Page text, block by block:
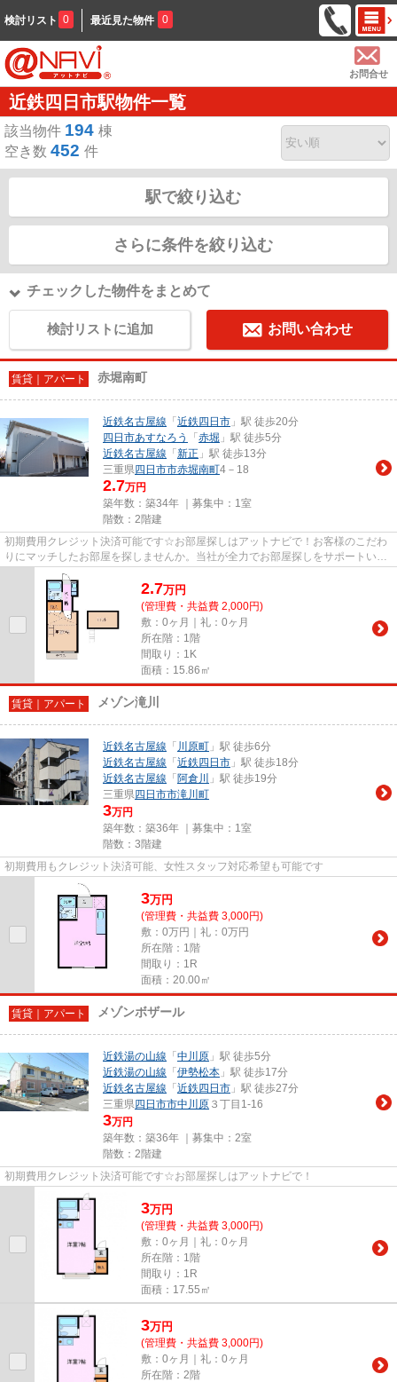
検討リスト 0 最近見た物件 0
お問合せ
近鉄四日市駅物件一覧
該当物件 194 棟
空き数 452 件
駅で絞り込む
さらに条件を絞り込む
チェックした物件をまとめて
検討リストに追加 お問い合わせ
賃貸｜アパート 赤堀南町
近鉄名古屋線 「 近鉄四日市 」駅 徒歩20分
四日市あすなろう
「 赤堀 」駅 徒歩5分
近鉄名古屋線 「 新正 」駅 徒歩13分
三重県四日市市赤堀南町4－18
2.7万円
築年数：築34年 ｜募集中： 1室
階数：2階建
初期費用クレジット決済可能です☆お部屋探しはアットナビで！お客様のこだわ
りにマッチしたお部屋を探しませんか。当社が全力でお部屋探しをサポートいた
します(#^^#)
2.7万円
(管理費・共益費 2,000円)
敷：0ヶ月｜礼：0ヶ月
所在階：1階
間取り：1K
面積：15.86㎡
賃貸｜アパート メゾン滝川
近鉄名古屋線 「 川原町 」駅 徒歩6分
近鉄名古屋線 「 近鉄四日市 」駅 徒歩18分
近鉄名古屋線 「 阿倉川
」駅 徒歩19分
三重県四日市市滝川町
3万円
築年数：築36年 ｜募集中： 1室
階数：3階建
初期費用もクレジット決済可能、女性スタッフ対応希望も可能です
3万円
(管理費・共益費 3,000円)
敷：0万円｜礼：0万円
所在階：1階
間取り：1R
面積：20.00㎡
賃貸｜アパート メゾンボザール
近鉄湯の山線 「 中川原 」駅 徒歩5分
近鉄湯の山線 「 伊勢松本 」駅 徒歩17分
近鉄名古屋線 「 近鉄四日市 」駅 徒歩27分
三重県四日市市中川原 ３丁目1-16
3万円
築年数：築36年 ｜募集中： 2室
階数：2階建
初期費用クレジット決済可能です☆お部屋探しはアットナビで！
3万円
(管理費・共益費 3,000円)
敷：0ヶ月｜礼：0ヶ月
所在階：1階
間取り：1R
面積：17.55㎡
3万円
(管理費・共益費 3,000円)
敷：0ヶ月｜礼：0ヶ月
所在階：2階